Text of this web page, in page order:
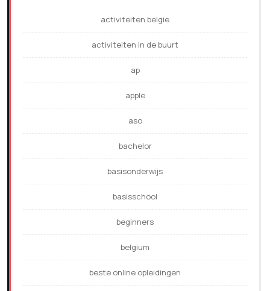
activiteiten belgie
activiteiten in de buurt
ap
apple
aso
bachelor
basisonderwijs
basisschool
beginners
belgium
beste online opleidingen